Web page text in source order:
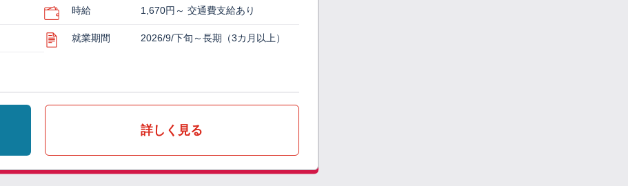
時給 1,670円～ 交通費支給あり
就業期間 2026/9/下旬～長期（3カ月以上）
詳しく見る